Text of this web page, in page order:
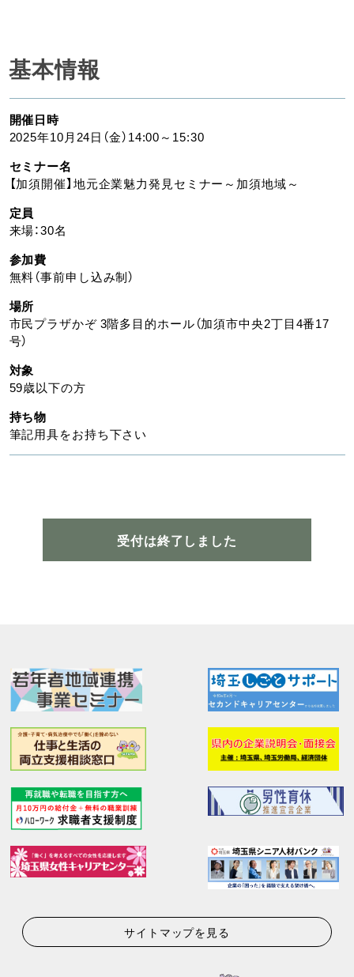
基本情報
開催日時
2025年10月24日（金）14:00～15:30
セミナー名
【加須開催】地元企業魅力発見セミナー～加須地域～
定員
来場：30名
参加費
無料（事前申し込み制）
場所
市民プラザかぞ 3階多目的ホール（加須市中央2丁目4番17
号）
対象
59歳以下の方
持ち物
筆記用具をお持ち下さい
受付は終了しました
サイトマップを見る